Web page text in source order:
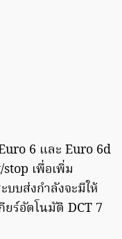
6 และ Euro 6d
เพื่อเพิ่ม
บส่งกำลังจะมีให้
ยร์อัตโนมัติ DCT 7